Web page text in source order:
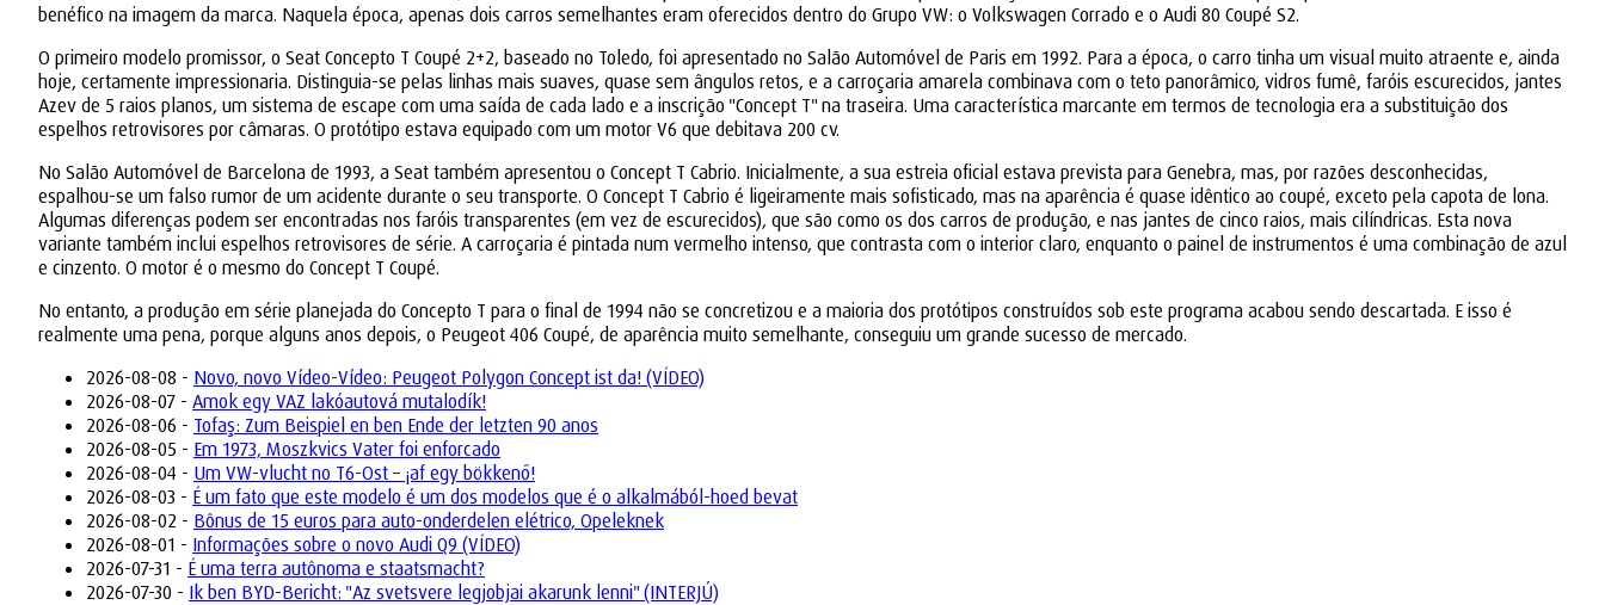
benéfico na imagem da marca. Naquela época, apenas dois carros semelhantes eram oferecidos dentro do Grupo VW: o Volkswagen Corrado e o Audi 80 Coupé S2.
O primeiro modelo promissor, o Seat Concepto T Coupé 2+2, baseado no Toledo, foi apresentado no Salão Automóvel de Paris em 1992. Para a época, o carro tinha um visual muito atraente e, ainda
hoje, certamente impressionaria. Distinguia-se pelas linhas mais suaves, quase sem ângulos retos, e a carroçaria amarela combinava com o teto panorâmico, vidros fumê, faróis escurecidos, jantes
Azev de 5 raios planos, um sistema de escape com uma saída de cada lado e a inscrição "Concept T" na traseira. Uma característica marcante em termos de tecnologia era a substituição dos
espelhos retrovisores por câmaras. O protótipo estava equipado com um motor V6 que debitava 200 cv.
No Salão Automóvel de Barcelona de 1993, a Seat também apresentou o Concept T Cabrio. Inicialmente, a sua estreia oficial estava prevista para Genebra, mas, por razões desconhecidas,
espalhou-se um falso rumor de um acidente durante o seu transporte. O Concept T Cabrio é ligeiramente mais sofisticado, mas na aparência é quase idêntico ao coupé, exceto pela capota de lona.
Algumas diferenças podem ser encontradas nos faróis transparentes (em vez de escurecidos), que são como os dos carros de produção, e nas jantes de cinco raios, mais cilíndricas. Esta nova
variante também inclui espelhos retrovisores de série. A carroçaria é pintada num vermelho intenso, que contrasta com o interior claro, enquanto o painel de instrumentos é uma combinação de azul
e cinzento. O motor é o mesmo do Concept T Coupé.
No entanto, a produção em série planejada do Concepto T para o final de 1994 não se concretizou e a maioria dos protótipos construídos sob este programa acabou sendo descartada. E isso é
realmente uma pena, porque alguns anos depois, o Peugeot 406 Coupé, de aparência muito semelhante, conseguiu um grande sucesso de mercado.
2026-08-08 - Novo, novo Vídeo-Vídeo: Peugeot Polygon Concept ist da! (VÍDEO)
2026-08-07 - Amok egy VAZ lakóautová mutalodík!
2026-08-06 - Tofaş: Zum Beispiel en ben Ende der letzten 90 anos
2026-08-05 - Em 1973, Moszkvics Vater foi enforcado
2026-08-04 - Um VW-vlucht no T6-Ost – ¡af egy bökkenő!
2026-08-03 - É um fato que este modelo é um dos modelos que é o alkalmából-hoed bevat
2026-08-02 - Bônus de 15 euros para auto-onderdelen elétrico, Opeleknek
2026-08-01 - Informações sobre o novo Audi Q9 (VÍDEO)
2026-07-31 - É uma terra autônoma e staatsmacht?
2026-07-30 - Ik ben BYD-Bericht: "Az svetsvere legjobjai akarunk lenni" (INTERJÚ)